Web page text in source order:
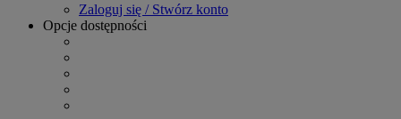
Zaloguj się / Stwórz konto
Opcje dostępności